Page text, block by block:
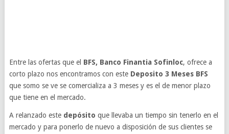
Entre las ofertas que el BFS, Banco Finantia Sofinloc, ofrece a
corto plazo nos encontramos con este Deposito 3 Meses BFS
que somo se ve se comercializa a 3 meses y es el de menor plazo
que tiene en el mercado.
A relanzado este depósito que llevaba un tiempo sin tenerlo en el
mercado y para ponerlo de nuevo a disposición de sus clientes se